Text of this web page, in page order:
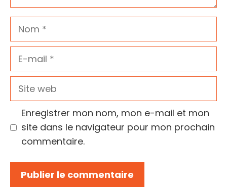
Nom
E-
Site
Enregistrer mon nom, mon e-mail et mon
site dans le navigateur pour mon prochain
commentaire.